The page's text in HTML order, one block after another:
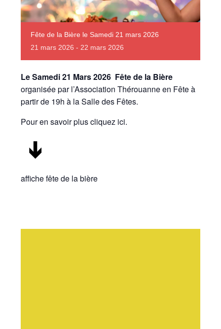
Fête de la Bière le Samedi 21 mars 2026
21 mars 2026 - 22 mars 2026
Le Samedi 21 Mars 2026 Fête de la Bière
organisée par l’Association Thérouanne en Fête à
partir de 19h à la Salle des Fêtes.
Pour en savoir plus cliquez ici.
affiche fête de la bière